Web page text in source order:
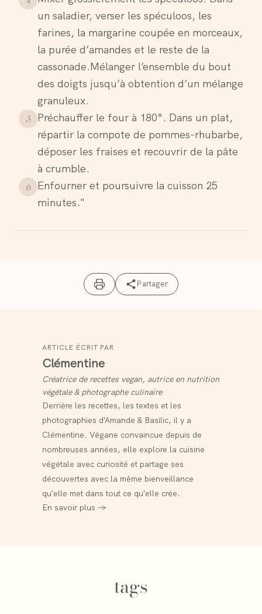
un saladier, verser les spéculoos, les
farines, la margarine coupée en morceaux,
la purée d’amandes et le reste de la
cassonade.Mélanger l’ensemble du bout
des doigts jusqu’à obtention d’un mélange
granuleux.
5.
Préchauffer le four à 180°. Dans un plat,
répartir la compote de pommes-rhubarbe,
déposer les fraises et recouvrir de la pâte
à crumble.
6.
Enfourner et poursuivre la cuisson 25
minutes."
Partager
ARTICLE ÉCRIT PAR
Clémentine
Créatrice de recettes vegan, autrice en nutrition
végétale & photographe culinaire
Derrière les recettes, les textes et les
photographies d'Amande & Basilic, il y a
Clémentine. Végane convaincue depuis de
nombreuses années, elle explore la cuisine
végétale avec curiosité et partage ses
découvertes avec la même bienveillance
qu'elle met dans tout ce qu'elle crée.
En savoir plus →
tags